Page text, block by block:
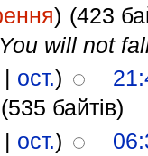
) (423
will not
| ост.)
(535 байтів)
| ост.)